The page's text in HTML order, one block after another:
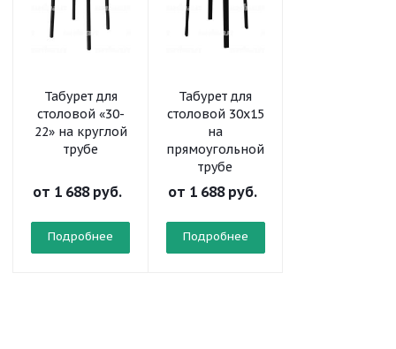
Табурет для
столовой «30-
22» на круглой
трубе
от 1 688 руб.
Подробнее
Табурет для
столовой 30x15
на
прямоугольной
трубе
от 1 688 руб.
Подробнее